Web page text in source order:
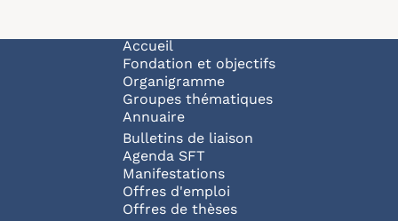
Navigation principale
Accueil
Fondation et objectifs
Organigramme
Groupes thématiques
Annuaire
Bulletins de liaison
Agenda SFT
Manifestations
Offres d'emploi
Offres de thèses